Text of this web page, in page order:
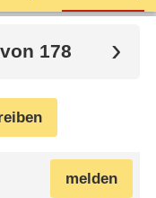
178
melden